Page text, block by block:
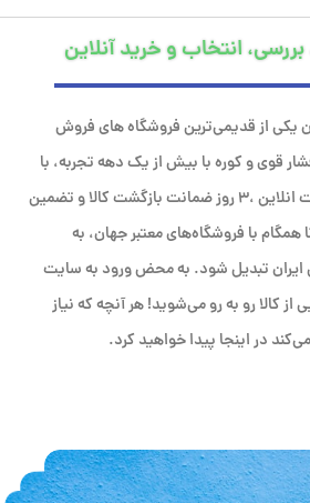
انتخاب و خرید آنلاین
یکی از قدیمی‌ترین فروشگاه های فروش
قوی و کوره با بیش از یک دهه تجربه، با
پایبندی به سه اصل، پرداخت انلاین ،۳ روز ضمانت بازگشت کالا و تضمین
با فروشگاه‌های معتبر جهان، به
ایران تبدیل شود. به محض ورود به سایت
از کالا رو به رو می‌شوید! هر آنچه که نیاز
در اینجا پیدا خواهید کرد.